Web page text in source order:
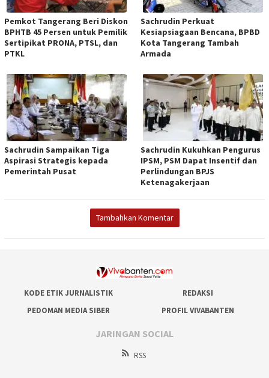
Pemkot Tangerang Beri Diskon
BPHTB 45 Persen untuk Pemilik
Sertipikat PRONA, PTSL, dan
PTKL
Sachrudin Perkuat
Kesiapsiagaan Bencana, BPBD
Kota Tangerang Tambah
Armada
Sachrudin Sampaikan Tiga
Aspirasi Strategis kepada
Pemerintah Pusat
Sachrudin Kukuhkan Pengurus
IPSM, PSM Dapat Insentif dan
Perlindungan BPJS
Ketenagakerjaan
Tambahkan Komentar
KODE ETIK JURNALISTIK
REDAKSI
PEDOMAN MEDIA SIBER
PROFIL VIVABANTEN
JARINGAN SOCIAL
RSS